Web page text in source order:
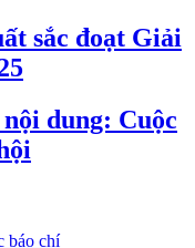
sắc đoạt Giải
dung: Cuộc
báo chí